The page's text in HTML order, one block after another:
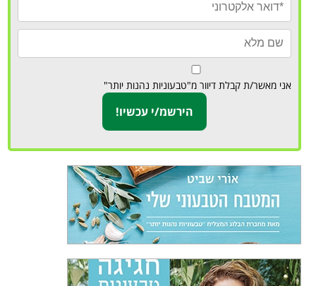
אני מאשר/ת קבלת דיוור מ"טבעוניות נהנות יותר"